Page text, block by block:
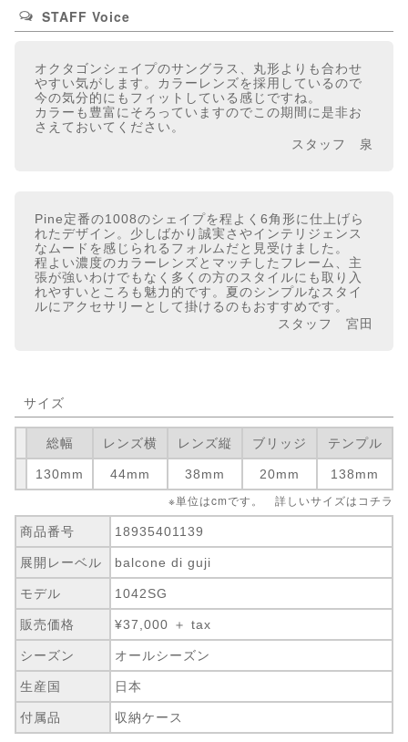
STAFF Voice
オクタゴンシェイプのサングラス、丸形よりも合わせ
やすい気がします。カラーレンズを採用しているので
今の気分的にもフィットしている感じですね。
カラーも豊富にそろっていますのでこの期間に是非お
さえておいてください。
スタッフ 泉
Pine定番の1008のシェイプを程よく6角形に仕上げら
れたデザイン。少しばかり誠実さやインテリジェンス
なムードを感じられるフォルムだと見受けました。
程よい濃度のカラーレンズとマッチしたフレーム、主
張が強いわけでもなく多くの方のスタイルにも取り入
れやすいところも魅力的です。夏のシンプルなスタイ
ルにアクセサリーとして掛けるのもおすすめです。
スタッフ 宮田
サイズ
総幅 レンズ横 レンズ縦 ブリッジ テンプル
130mm 44mm 38mm 20mm 138mm
※単位はcmです。 詳しいサイズは コチラ
商品番号 18935401139
展開レーベル balcone di guji
モデル 1042SG
販売価格 ¥37,000 ＋ tax
シーズン オールシーズン
生産国 日本
付属品 収納ケース